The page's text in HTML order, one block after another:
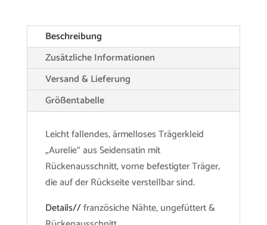
Beschreibung
Zusätzliche Informationen
Versand & Lieferung
Größentabelle
Leicht fallendes, ärmelloses Trägerkleid
„Aurelie“ aus Seidensatin mit
Rückenausschnitt, vorne befestigter Träger,
die auf der Rückseite verstellbar sind.
Details//französiche Nähte, ungefüttert &